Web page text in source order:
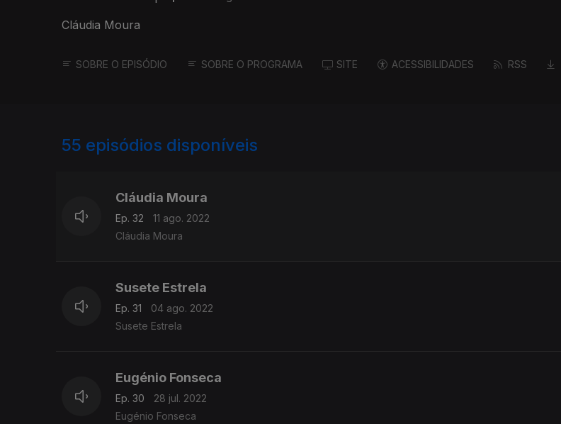
Cláudia Moura
SOBRE O EPISÓDIO SOBRE O PROGRAMA SITE ACESSIBILIDADES RSS
55 episódios disponíveis
Cláudia Moura
Ep. 32
11 ago. 2022
Cláudia Moura
Susete Estrela
Ep. 31
04 ago. 2022
Susete Estrela
Eugénio Fonseca
Ep. 30
28 jul. 2022
Eugénio Fonseca